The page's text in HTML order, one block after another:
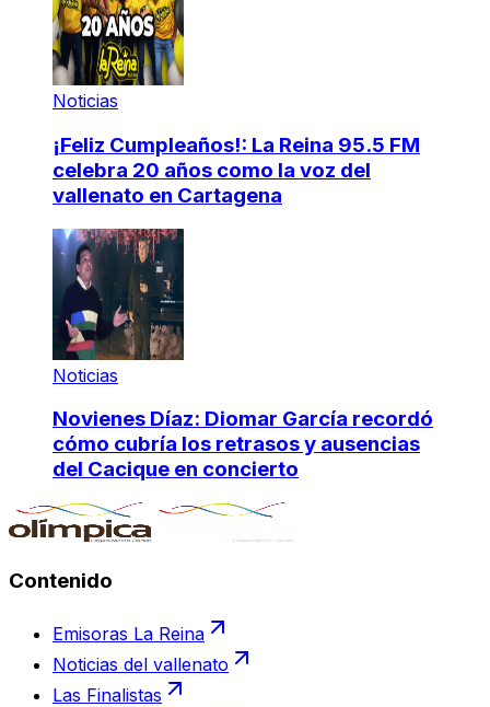
Noticias
¡Feliz Cumpleaños!: La Reina 95.5 FM
celebra 20 años como la voz del
vallenato en Cartagena
Noticias
Novienes Díaz: Diomar García recordó
cómo cubría los retrasos y ausencias
del Cacique en concierto
Contenido
Emisoras La Reina
Noticias del vallenato
Las Finalistas